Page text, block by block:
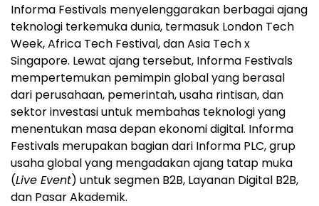
Informa Festivals menyelenggarakan berbagai ajang
teknologi terkemuka dunia, termasuk London Tech
Week, Africa Tech Festival, dan Asia Tech x
Singapore. Lewat ajang tersebut, Informa Festivals
mempertemukan pemimpin global yang berasal
dari perusahaan, pemerintah, usaha rintisan, dan
sektor investasi untuk membahas teknologi yang
menentukan masa depan ekonomi digital. Informa
Festivals merupakan bagian dari Informa PLC, grup
usaha global yang mengadakan ajang tatap muka
(Live Event) untuk segmen B2B, Layanan Digital B2B,
dan Pasar Akademik.